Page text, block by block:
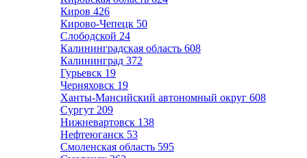
Киров 426
Кирово-Чепецк 50
Слободской 24
Калининградская область 608
Калининград 372
Гурьевск 19
Черняховск 19
Ханты-Мансийский автономный округ 608
Сургут 209
Нижневартовск 138
Нефтеюганск 53
Смоленская область 595